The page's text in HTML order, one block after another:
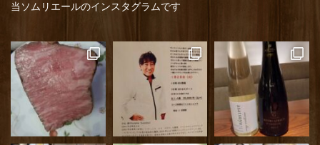
当ソムリエールのインスタグラムです